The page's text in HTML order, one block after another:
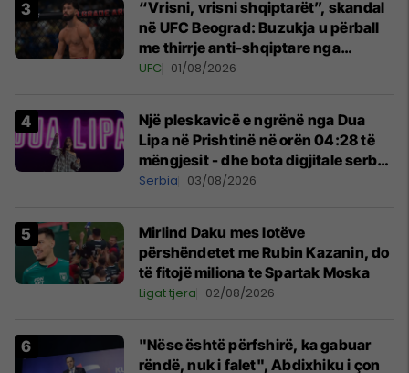
“Vrisni, vrisni shqiptarët”, skandal
në UFC Beograd: Buzukja u përball
me thirrje anti-shqiptare nga
tribunat
UFC 01/08/2026
Një pleskavicë e ngrënë nga Dua
Lipa në Prishtinë në orën 04:28 të
mëngjesit - dhe bota digjitale serbe
shpall gjendjen e luftës
Serbia 03/08/2026
Mirlind Daku mes lotëve
përshëndetet me Rubin Kazanin, do
të fitojë miliona te Spartak Moska
Ligat tjera 02/08/2026
"Nëse është përfshirë, ka gabuar
rëndë, nuk i falet", Abdixhiku i çon